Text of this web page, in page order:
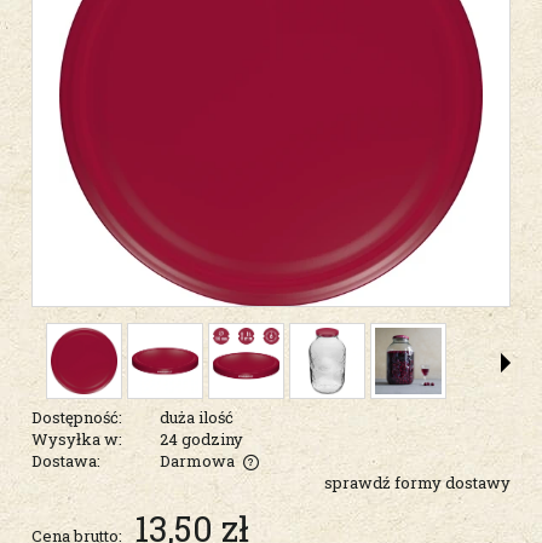
Dostępność:
duża ilość
Wysyłka w:
24 godziny
Dostawa:
Darmowa
Cena nie zawiera ewentualnych kosztów płatności
sprawdź formy dostawy
Cena brutto: 13,50 zł